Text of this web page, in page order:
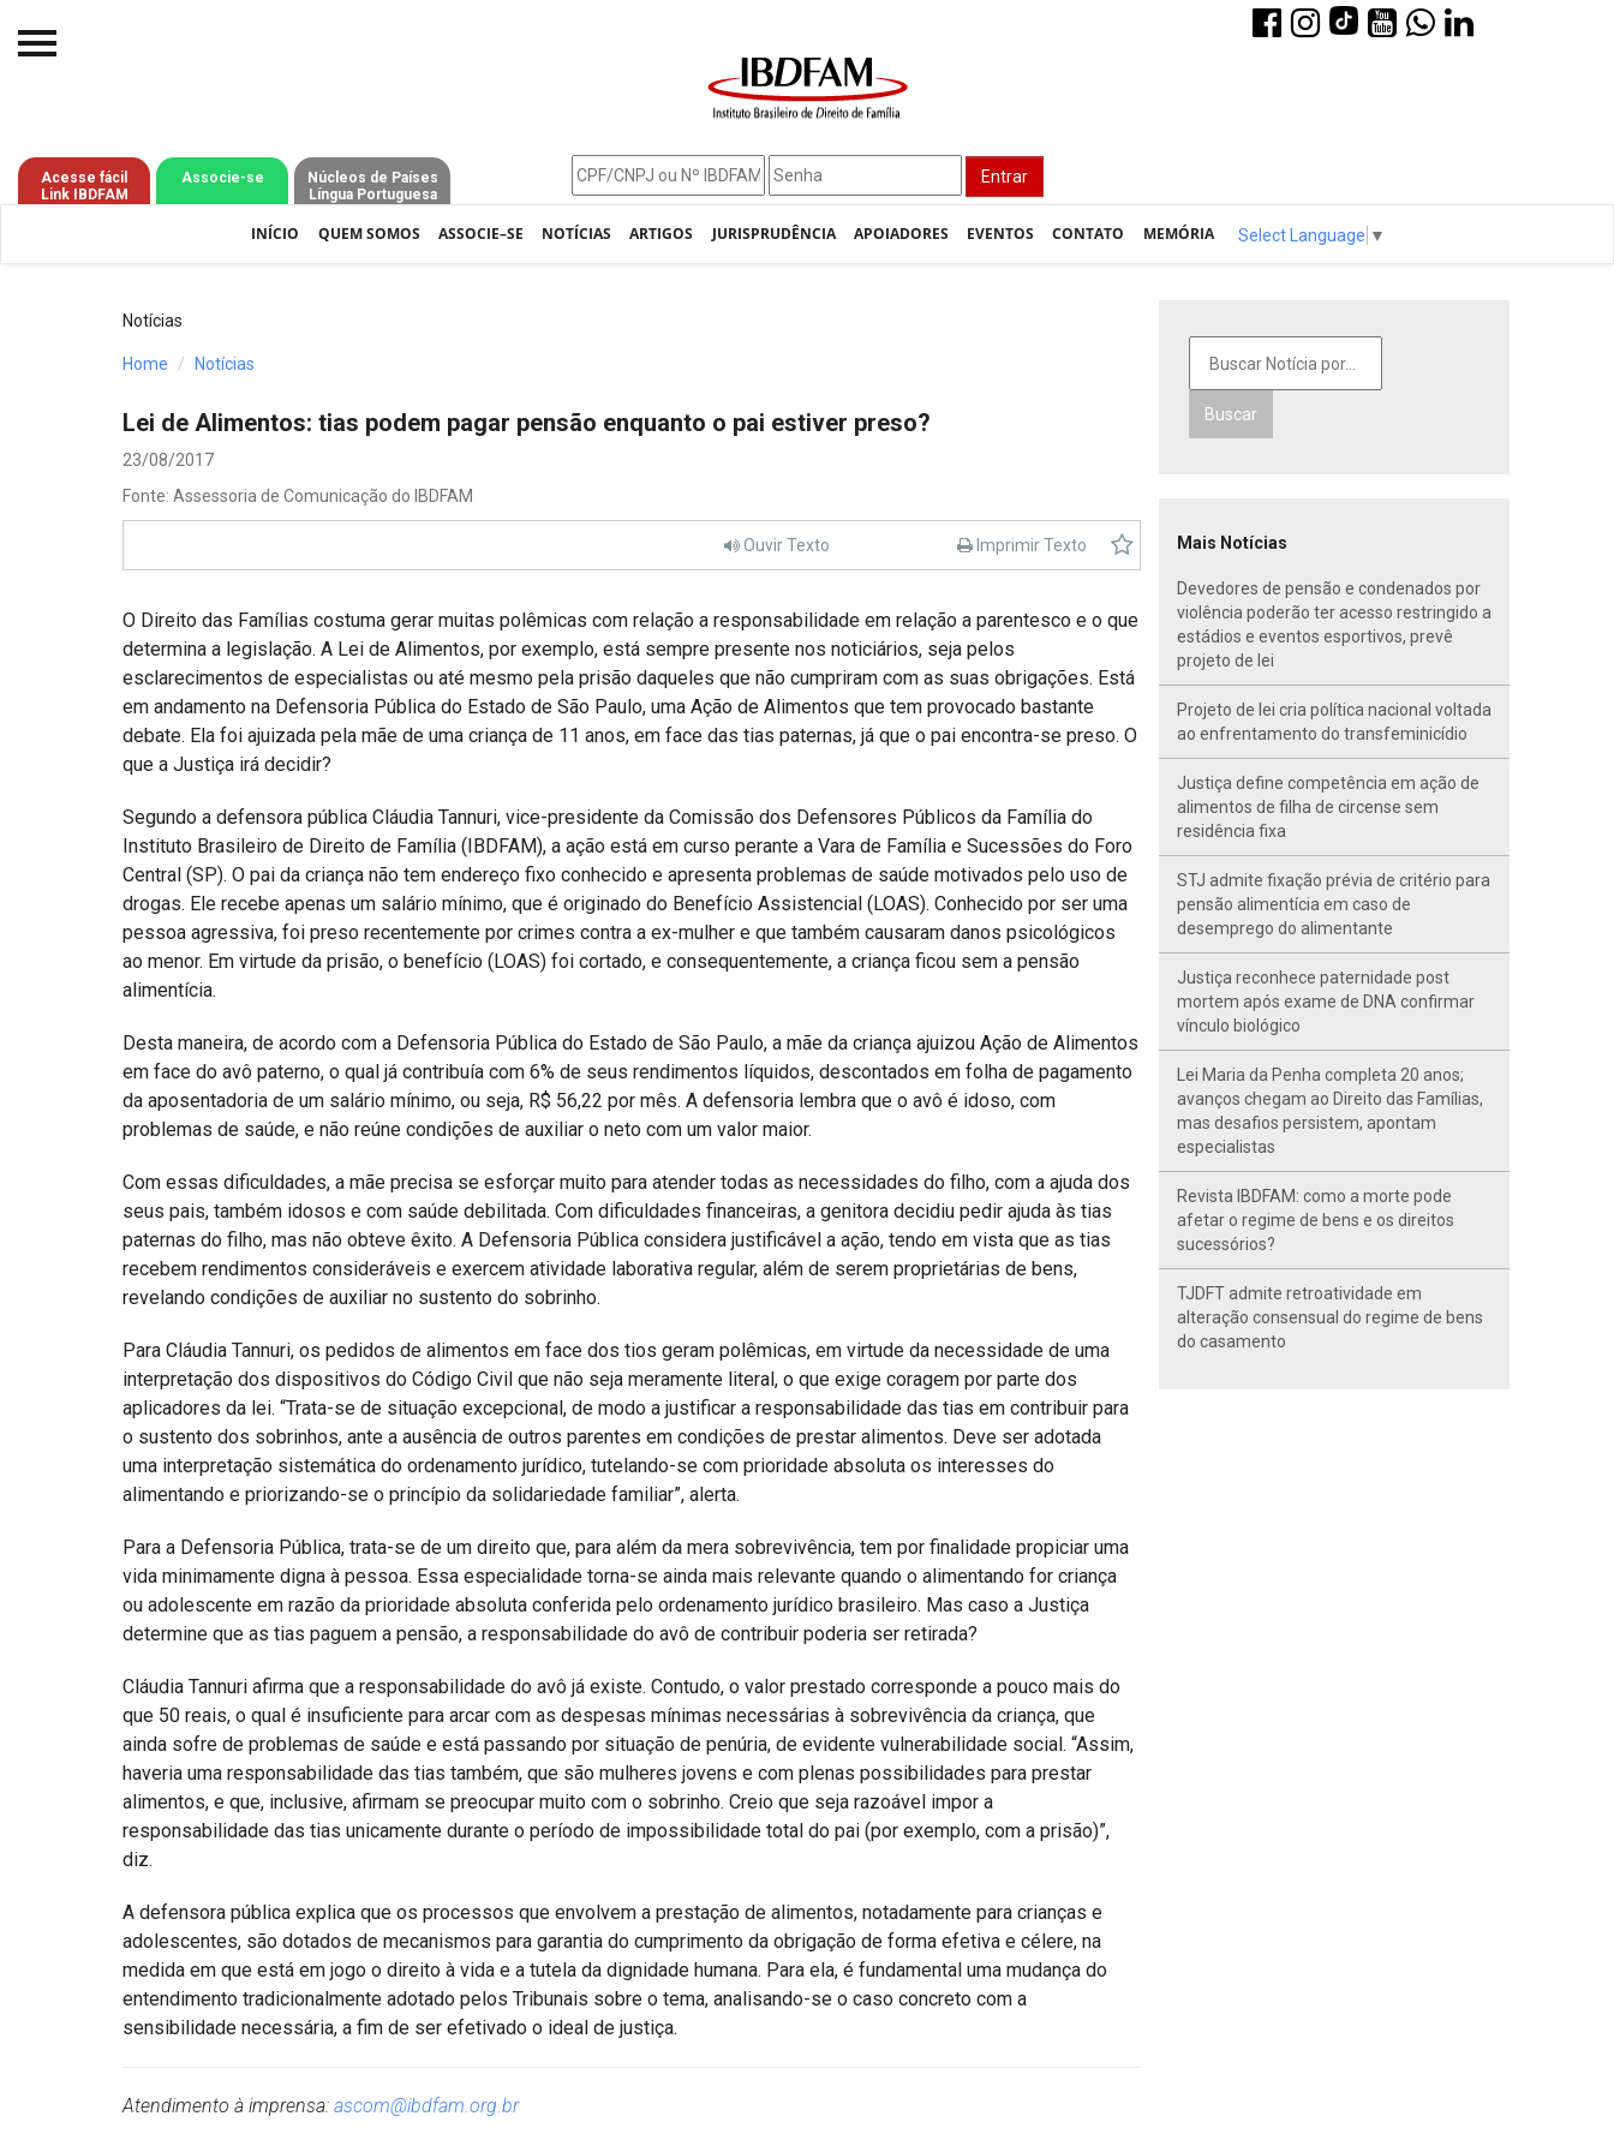
Entrar
Acesse fácil
Link IBDFAM
Associe-se
Núcleos de Países
Língua Portuguesa
INÍCIO QUEM SOMOS ASSOCIE–SE NOTÍCIAS ARTIGOS JURISPRUDÊNCIA APOIADORES EVENTOS CONTATO MEMÓRIA Select Language ▼
O IBDFAM
Notícias
Jurisprudência
Processos - IBDFAM
Alienação Parental
Encontre um Escritório
IBDFAM Educacional
Acessibilidade
Notícias
Home Notícias
Lei de Alimentos: tias podem pagar pensão enquanto o pai estiver preso?
23/08/2017
Fonte: Assessoria de Comunicação do IBDFAM
Ouvir Texto Imprimir Texto
O Direito das Famílias costuma gerar muitas polêmicas com relação a responsabilidade em relação a parentesco e o que
determina a legislação. A Lei de Alimentos, por exemplo, está sempre presente nos noticiários, seja pelos
esclarecimentos de especialistas ou até mesmo pela prisão daqueles que não cumpriram com as suas obrigações. Está
em andamento na Defensoria Pública do Estado de São Paulo, uma Ação de Alimentos que tem provocado bastante
debate. Ela foi ajuizada pela mãe de uma criança de 11 anos, em face das tias paternas, já que o pai encontra-se preso. O
que a Justiça irá decidir?
Segundo a defensora pública Cláudia Tannuri, vice-presidente da Comissão dos Defensores Públicos da Família do
Instituto Brasileiro de Direito de Família (IBDFAM), a ação está em curso perante a Vara de Família e Sucessões do Foro
Central (SP). O pai da criança não tem endereço fixo conhecido e apresenta problemas de saúde motivados pelo uso de
drogas. Ele recebe apenas um salário mínimo, que é originado do Benefício Assistencial (LOAS). Conhecido por ser uma
pessoa agressiva, foi preso recentemente por crimes contra a ex-mulher e que também causaram danos psicológicos
ao menor. Em virtude da prisão, o benefício (LOAS) foi cortado, e consequentemente, a criança ficou sem a pensão
alimentícia.
Desta maneira, de acordo com a Defensoria Pública do Estado de São Paulo, a mãe da criança ajuizou Ação de Alimentos
em face do avô paterno, o qual já contribuía com 6% de seus rendimentos líquidos, descontados em folha de pagamento
da aposentadoria de um salário mínimo, ou seja, R$ 56,22 por mês. A defensoria lembra que o avô é idoso, com
problemas de saúde, e não reúne condições de auxiliar o neto com um valor maior.
Com essas dificuldades, a mãe precisa se esforçar muito para atender todas as necessidades do filho, com a ajuda dos
seus pais, também idosos e com saúde debilitada. Com dificuldades financeiras, a genitora decidiu pedir ajuda às tias
paternas do filho, mas não obteve êxito. A Defensoria Pública considera justificável a ação, tendo em vista que as tias
recebem rendimentos consideráveis e exercem atividade laborativa regular, além de serem proprietárias de bens,
revelando condições de auxiliar no sustento do sobrinho.
Para Cláudia Tannuri, os pedidos de alimentos em face dos tios geram polêmicas, em virtude da necessidade de uma
interpretação dos dispositivos do Código Civil que não seja meramente literal, o que exige coragem por parte dos
aplicadores da lei. “Trata-se de situação excepcional, de modo a justificar a responsabilidade das tias em contribuir para
o sustento dos sobrinhos, ante a ausência de outros parentes em condições de prestar alimentos. Deve ser adotada
uma interpretação sistemática do ordenamento jurídico, tutelando-se com prioridade absoluta os interesses do
alimentando e priorizando-se o princípio da solidariedade familiar”, alerta.
Para a Defensoria Pública, trata-se de um direito que, para além da mera sobrevivência, tem por finalidade propiciar uma
vida minimamente digna à pessoa. Essa especialidade torna-se ainda mais relevante quando o alimentando for criança
ou adolescente em razão da prioridade absoluta conferida pelo ordenamento jurídico brasileiro. Mas caso a Justiça
determine que as tias paguem a pensão, a responsabilidade do avô de contribuir poderia ser retirada?
Cláudia Tannuri afirma que a responsabilidade do avô já existe. Contudo, o valor prestado corresponde a pouco mais do
que 50 reais, o qual é insuficiente para arcar com as despesas mínimas necessárias à sobrevivência da criança, que
ainda sofre de problemas de saúde e está passando por situação de penúria, de evidente vulnerabilidade social. “Assim,
haveria uma responsabilidade das tias também, que são mulheres jovens e com plenas possibilidades para prestar
alimentos, e que, inclusive, afirmam se preocupar muito com o sobrinho. Creio que seja razoável impor a
responsabilidade das tias unicamente durante o período de impossibilidade total do pai (por exemplo, com a prisão)”,
diz.
A defensora pública explica que os processos que envolvem a prestação de alimentos, notadamente para crianças e
adolescentes, são dotados de mecanismos para garantia do cumprimento da obrigação de forma efetiva e célere, na
medida em que está em jogo o direito à vida e a tutela da dignidade humana. Para ela, é fundamental uma mudança do
entendimento tradicionalmente adotado pelos Tribunais sobre o tema, analisando-se o caso concreto com a
sensibilidade necessária, a fim de ser efetivado o ideal de justiça.
Atendimento à imprensa: ascom@ibdfam.org.br
Buscar
Mais Notícias
Devedores de pensão e condenados por
violência poderão ter acesso restringido a
estádios e eventos esportivos, prevê
projeto de lei
Projeto de lei cria política nacional voltada
ao enfrentamento do transfeminicídio
Justiça define competência em ação de
alimentos de filha de circense sem
residência fixa
STJ admite fixação prévia de critério para
pensão alimentícia em caso de
desemprego do alimentante
Justiça reconhece paternidade post
mortem após exame de DNA confirmar
vínculo biológico
Lei Maria da Penha completa 20 anos;
avanços chegam ao Direito das Famílias,
mas desafios persistem, apontam
especialistas
Revista IBDFAM: como a morte pode
afetar o regime de bens e os direitos
sucessórios?
TJDFT admite retroatividade em
alteração consensual do regime de bens
do casamento